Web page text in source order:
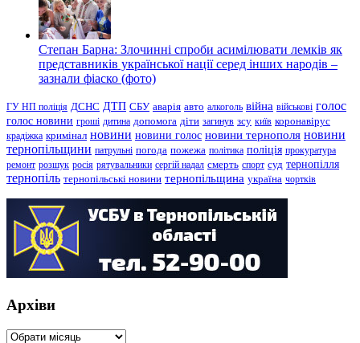
Степан Барна: Злочинні спроби асимілювати лемків як
представників української нації серед інших народів –
зазнали фіаско (фото)
ГУ НП поліція ДСНС ДТП СБУ аварія авто алкоголь війна військові голос
голос новини гроші дитина допомога діти загинув зсу київ коронавірус
крадіжка кримінал новини новини голос новини тернополя новини
тернопільщини патрульні погода пожежа політика поліція прокуратура
ремонт розшук росія рятувальники сергій надал смерть спорт суд тернопілля
тернопіль тернопільські новини тернопільщина україна чортків
Архіви
Архіви